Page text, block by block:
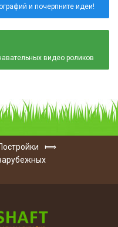
и почерпните идеи!
видео роликов
⟾